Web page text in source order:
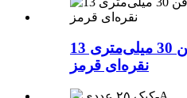
فن 30 میلی‌متری 13s نقره‌ای با روکش
نقره‌ای قرمز